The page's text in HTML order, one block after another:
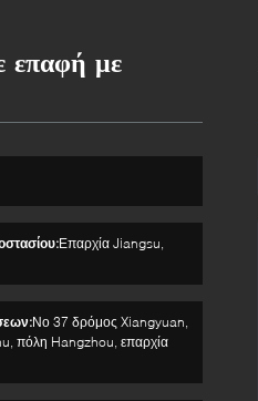
επαφή με
Επαρχία Jiangsu,
Νο 37 δρόμος Xiangyuan,
πόλη Hangzhou, επαρχία